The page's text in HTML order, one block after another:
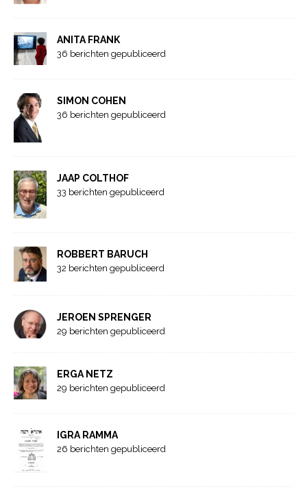
ANITA FRANK
36 berichten gepubliceerd
SIMON COHEN
36 berichten gepubliceerd
JAAP COLTHOF
33 berichten gepubliceerd
ROBBERT BARUCH
32 berichten gepubliceerd
JEROEN SPRENGER
29 berichten gepubliceerd
ERGA NETZ
29 berichten gepubliceerd
IGRA RAMMA
26 berichten gepubliceerd